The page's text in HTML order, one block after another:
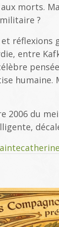
morts.
?
réflexions
entre
humaine.
2006 du